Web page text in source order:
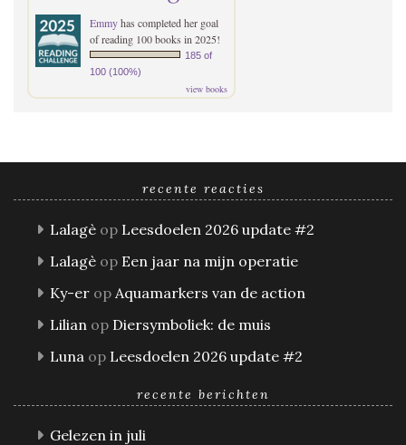
Emmyhas completed her goal
of reading 100 books in 2025!
185 of
100 (100%)
view books
recente reacties
Lalagè op Leesdoelen 2026 update #2
Lalagè op Een jaar na mijn operatie
Ky-er op Aquamarkers van de action
Lilian op Diersymboliek: de muis
Luna op Leesdoelen 2026 update #2
recente berichten
Gelezen in juli